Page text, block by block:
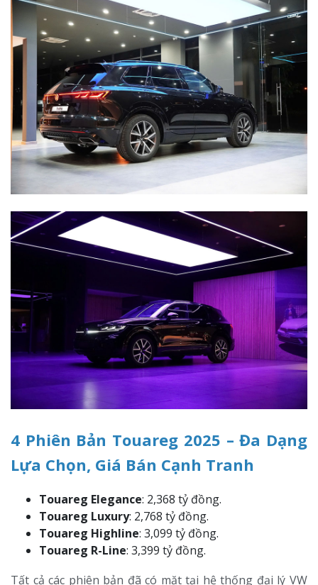
4 Phiên Bản Touareg 2025 – Đa Dạng
Lựa Chọn, Giá Bán Cạnh Tranh
Touareg Elegance: 2,368 tỷ đồng.
Touareg Luxury: 2,768 tỷ đồng.
Touareg Highline: 3,099 tỷ đồng.
Touareg R-Line: 3,399 tỷ đồng.
Tất cả các phiên bản đã có mặt tại hệ thống đại lý VW